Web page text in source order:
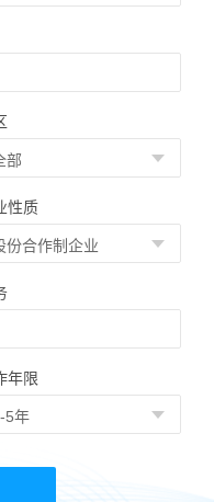
性质
年限